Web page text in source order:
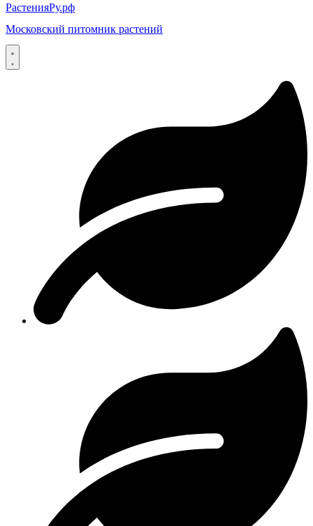
РастенияРу.рф
Московский питомник растений